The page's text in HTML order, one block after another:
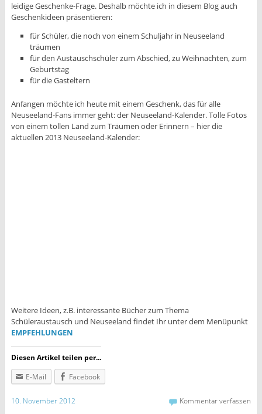
leidige Geschenke-Frage. Deshalb möchte ich in diesem Blog auch
Geschenkideen präsentieren:
für Schüler, die noch von einem Schuljahr in Neuseeland
träumen
für den Austauschschüler zum Abschied, zu Weihnachten, zum
Geburtstag
für die Gasteltern
Anfangen möchte ich heute mit einem Geschenk, das für alle
Neuseeland-Fans immer geht: der Neuseeland-Kalender. Tolle Fotos
von einem tollen Land zum Träumen oder Erinnern – hier die
aktuellen 2013 Neuseeland-Kalender:
Weitere Ideen, z.B. interessante Bücher zum Thema
Schüleraustausch und Neuseeland findet Ihr unter dem Menüpunkt
EMPFEHLUNGEN
Diesen Artikel teilen per...
E-Mail
Facebook
10. November 2012 Kommentar verfassen